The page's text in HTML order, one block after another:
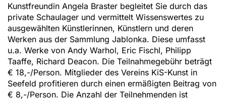
Kunstfreundin Angela Braster begleitet Sie durch das
private Schaulager und vermittelt Wissenswertes zu
ausgewählten Künstlerinnen, Künstlern und deren
Werken aus der Sammlung Jablonka. Diese umfasst
u.a. Werke von Andy Warhol, Eric Fischl, Philipp
Taaffe, Richard Deacon. Die Teilnahmegebühr beträgt
€ 18,-/Person. Mitglieder des Vereins KiS-Kunst in
Seefeld profitieren durch einen ermäßigten Beitrag von
€ 8,-/Person. Die Anzahl der Teilnehmenden ist